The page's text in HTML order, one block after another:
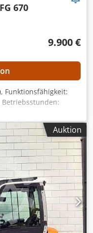
670
9.900 €
, Funktionsfähigkeit:
Betriebsstunden:
2.000 mm,
DETAILS
kg
4.010 mm Bauhöhe:
150 mm
2.000 mm
Masttyp:
Abmessungen (L x B
12.270 kg
Reifen hinten:
16.584 h
Auktion